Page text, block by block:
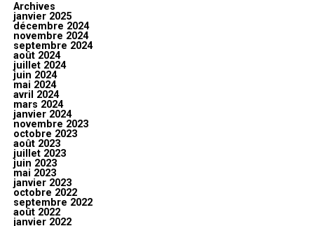
Archives
janvier 2025
décembre 2024
novembre 2024
septembre 2024
août 2024
juillet 2024
juin 2024
mai 2024
avril 2024
mars 2024
janvier 2024
novembre 2023
octobre 2023
août 2023
juillet 2023
juin 2023
mai 2023
janvier 2023
octobre 2022
septembre 2022
août 2022
janvier 2022